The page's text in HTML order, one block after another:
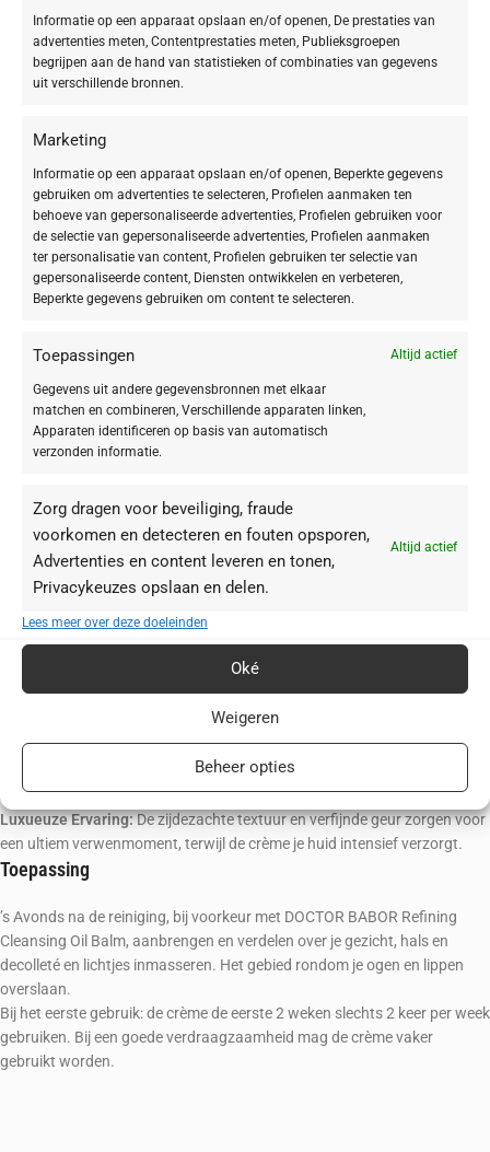
Informatie op een apparaat opslaan en/of openen, De prestaties van
advertenties meten, Contentprestaties meten, Publieksgroepen
begrijpen aan de hand van statistieken of combinaties van gegevens
uit verschillende bronnen.
Marketing
Informatie op een apparaat opslaan en/of openen, Beperkte gegevens
gebruiken om advertenties te selecteren, Profielen aanmaken ten
behoeve van gepersonaliseerde advertenties, Profielen gebruiken voor
de selectie van gepersonaliseerde advertenties, Profielen aanmaken
ter personalisatie van content, Profielen gebruiken ter selectie van
gepersonaliseerde content, Diensten ontwikkelen en verbeteren,
Beperkte gegevens gebruiken om content te selecteren.
Toepassingen Altijd actief
Gegevens uit andere gegevensbronnen met elkaar
matchen en combineren, Verschillende apparaten linken,
Apparaten identificeren op basis van automatisch
verzonden informatie.
Zorg dragen voor beveiliging, fraude
voorkomen en detecteren en fouten opsporen,
Advertenties en content leveren en tonen,
Privacykeuzes opslaan en delen.
Altijd actief
Lees meer over deze doeleinden
Oké
Weigeren
Beheer opties
stevigere en jeugdiger uitziende huid.
Ingekapseld Retinol:Biedt een gecontroleerde en langdurige afgifte van
retinol zonder effectiviteitsverlies. Het vermindert onzuiverheden,
Bakuchiol:Een veganistisch pro-retinol met krachtige antioxiderende en
kalmerende eigenschappen. Dit milde alternatief voor retinol verbetert de
elasticiteit en spankracht van je huid en beschermt tegen vrije radicalen.
Niacinamide (5%):Ook bekend als vitamine B3, vermindert fijne lijntjes,
rimpels en pigmentvlekken, verbetert de barrièrefunctie van je huid en
minimaliseert zichtbaar vergrote poriën.
Amino Acids (2%):Essentiële, semi-essentiële en niet-essentiële
elastineproductie en bevorderen de hydratatie.
Vitamine F (1%):Deze omega-vetzuren kalmeren en regenereren je huid,
beschermen tegen transepidermaal waterverlies en omgevingsstress, en
versterken de huidweerstand.
BIOGEN PLANT EXTRACT:
tegen vrije radicalen en oxidatieve stress, verbetert de huideigen
processen en revitaliseert je huid voor een stralendere teint.
Waarom Kiezen voor DOCTOR BABOR RESURFACE Renewal Cream?
complex stimuleert je huidvernieuwingsprocessen, verbetert de
elasticiteit en stevigheid, en vermindert fijne lijntjes en rimpels.
Intensieve Verzorging en Bescherming:
vitamine F bieden diepgaande hydratatie, versterken de natuurlijke
huidbarrière en beschermen tegen schadelijke milieu-invloeden.
Verfijnde Teint:Regelmatig gebruik egaliseert je huid, vermindert
verkleuringen en ouderdomsvlekken, en zorgt voor een gelijkmatigere en
stralendere huid.
Luxueuze Ervaring:De zijdezachte textuur en verfijnde geur zorgen voor
een ultiem verwenmoment, terwijl de crème je huid intensief verzorgt.
Toepassing
’s Avonds na de reiniging, bij voorkeur met DOCTOR BABOR Refining
Cleansing Oil Balm, aanbrengen en verdelen over je gezicht, hals en
decolleté en lichtjes inmasseren. Het gebied rondom je ogen en lippen
overslaan.
Bij het eerste gebruik: de crème de eerste 2 weken slechts 2 keer per week
gebruiken. Bij een goede verdraagzaamheid mag de crème vaker
gebruikt worden.